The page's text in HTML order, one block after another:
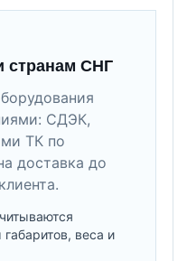
странам СНГ
СДЭК,
ТК по
доставка до
веса и